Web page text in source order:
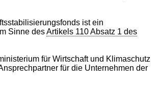
ist ein
Sinne desArtikels 110 Absatz 1 des
für Wirtschaft und Klimaschutz
für die Unternehmen der